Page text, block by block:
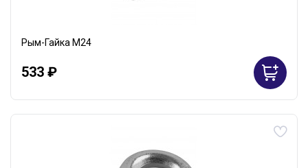
Рым-Гайка М24
533 ₽